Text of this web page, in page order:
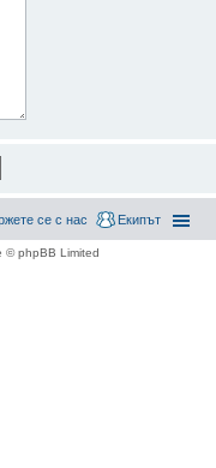
Екипът
се с нас
© phpBB Limited